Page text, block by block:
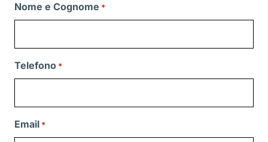
Nome e Cognome *
Telefono *
Email *